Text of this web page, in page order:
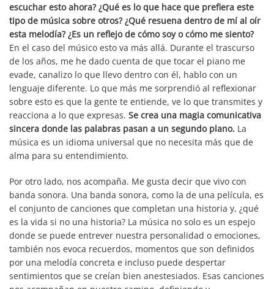
escuchar esto ahora? ¿Qué es lo que hace que prefiera este
tipo de música sobre otros? ¿Qué resuena dentro de mí al oír
esta melodía? ¿Es un reflejo de cómo soy o cómo me siento?
En el caso del músico esto va más allá. Durante el trascurso
de los años, me he dado cuenta de que tocar el piano me
evade, canalizo lo que llevo dentro con él, hablo con un
lenguaje diferente. Lo que más me sorprendió al reflexionar
sobre esto es que la gente te entiende, ve lo que transmites y
reacciona a lo que expresas. Se crea una magia comunicativa
sincera donde las palabras pasan a un segundo plano. La
música es un idioma universal que no necesita más que de
alma para su entendimiento.
Por otro lado, nos acompaña. Me gusta decir que vivo con
banda sonora. Una banda sonora, como la de una película, es
el conjunto de canciones que completan una historia y, ¿qué
es la vida si no una historia? La música no solo es un espejo
donde se puede entrever nuestra personalidad o emociones,
también nos evoca recuerdos, momentos que son definidos
por una melodía concreta e incluso puede despertar
sentimientos que se creían bien anestesiados. Esas canciones